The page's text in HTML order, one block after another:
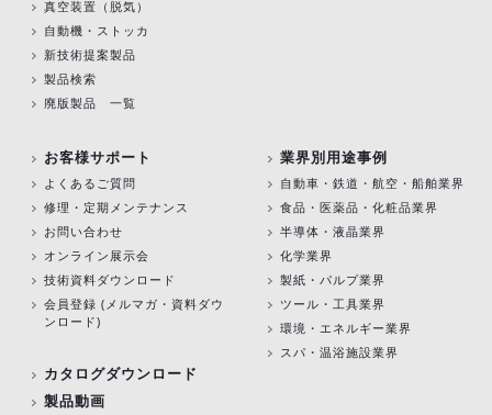
真空装置（脱気）
自動機・ストッカ
新技術提案製品
製品検索
廃版製品 一覧
お客様サポート
よくあるご質問
修理・定期メンテナンス
お問い合わせ
オンライン展示会
技術資料ダウンロード
会員登録 (メルマガ・資料ダウ
ンロード)
カタログダウンロード
製品動画
業界別用途事例
自動車・鉄道・航空・船舶業界
食品・医薬品・化粧品業界
半導体・液晶業界
化学業界
製紙・パルプ業界
ツール・工具業界
環境・エネルギー業界
スパ・温浴施設業界